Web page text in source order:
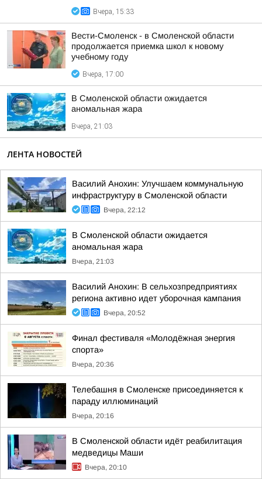
Вчера, 15:33
Вести-Смоленск - в Смоленской области
продолжается приемка школ к новому
учебному году
Вчера, 17:00
В Смоленской области ожидается
аномальная жара
Вчера, 21:03
ЛЕНТА НОВОСТЕЙ
Василий Анохин: Улучшаем коммунальную
инфраструктуру в Смоленской области
Вчера, 22:12
В Смоленской области ожидается
аномальная жара
Вчера, 21:03
Василий Анохин: В сельхозпредприятиях
региона активно идет уборочная кампания
Вчера, 20:52
Финал фестиваля «Молодёжная энергия
спорта»
Вчера, 20:36
Телебашня в Смоленске присоединяется к
параду иллюминаций
Вчера, 20:16
В Смоленской области идёт реабилитация
медведицы Маши
Вчера, 20:10